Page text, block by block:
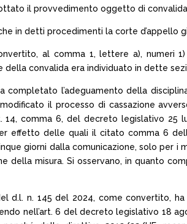
il provvedimento oggetto di
in detti procedimenti la corte d’appello
al comma 1, lettere a),
della convalida era individuato in dette
completato l’adeguamento della
il processo di cassazione
14, comma 6, del decreto legislativo 25
effetto delle quali il citato comma 6
giorni dalla comunicazione, solo per
della misura. Si osservano, in quanto
d.l. n. 145 del 2024, come
nell’art. 6 del decreto legislativo 18